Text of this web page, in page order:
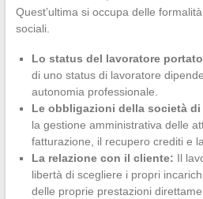
Quest’ultima si occupa delle
sociali.
Lo status del lavoratore
di uno status di lavoratore
autonomia professionale.
Le obbligazioni della società di
la gestione amministrativa delle
fatturazione, il recupero crediti e
La relazione con il cliente: Il
libertà di scegliere i propri
delle proprie prestazioni